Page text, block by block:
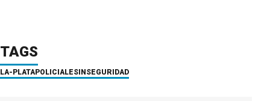
TAGS
LA-PLATA POLICIALES INSEGURIDAD